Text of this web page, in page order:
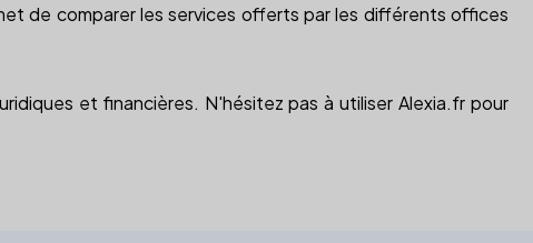
de comparer les services offerts par les différents offices
et financières. N'hésitez pas à utiliser Alexia.fr pour